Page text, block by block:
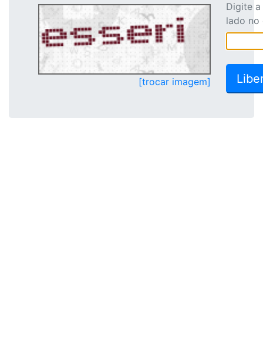
[trocar imagem]
Digite
lado no